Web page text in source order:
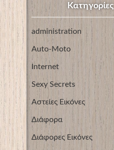
Kατηγορίες
administration
Auto-Moto
Internet
Sexy Secrets
Αστείες Εικόνες
Διάφορα
Διάφορες Εικόνες